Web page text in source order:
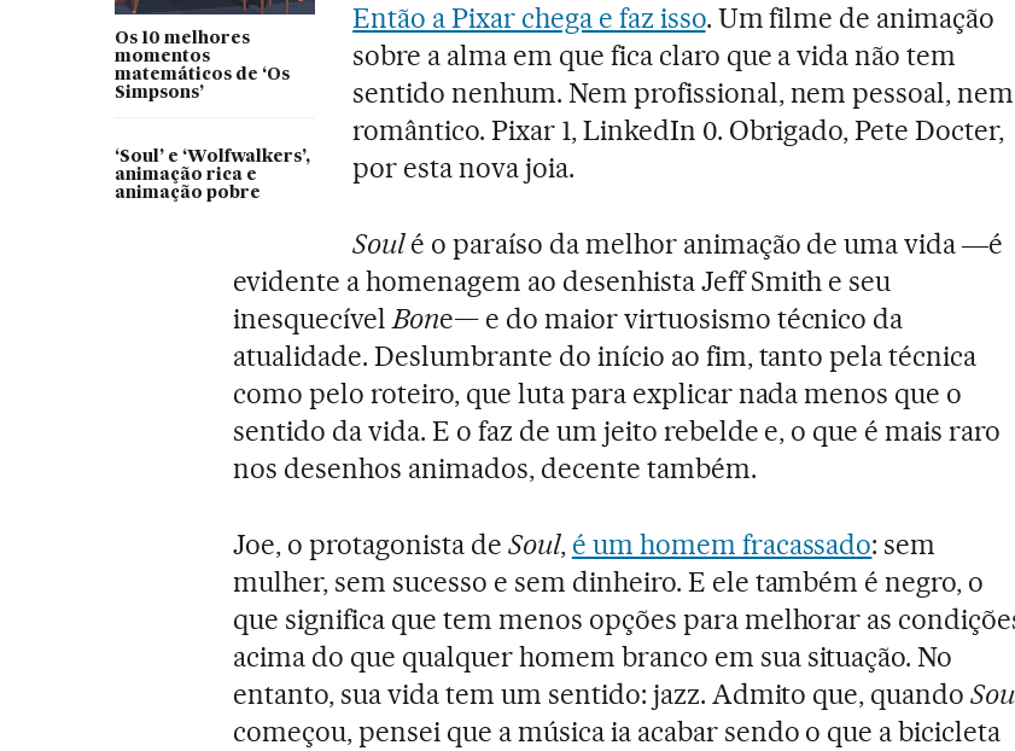
Os 10 melhores
momentos
matemáticos de ‘Os
Simpsons’
‘Soul’ e ‘Wolfwalkers’,
animação rica e
animação pobre
Então a Pixar chega e faz isso. Um filme de animação
sobre a alma em que fica claro que a vida não tem
sentido nenhum. Nem profissional, nem pessoal, nem
romântico. Pixar 1, LinkedIn 0. Obrigado, Pete Docter,
por esta nova joia.
Soulé o paraíso da melhor animação de uma vida ―é
evidente a homenagem ao desenhista Jeff Smith e seu
inesquecívelBone— e do maior virtuosismo técnico da
atualidade. Deslumbrante do início ao fim, tanto pela técnica
como pelo roteiro, que luta para explicar nada menos que o
sentido da vida. E o faz de um jeito rebelde e, o que é mais raro
nos desenhos animados, decente também.
Joe, o protagonista de Soul, é um homem fracassado: sem
mulher, sem sucesso e sem dinheiro. E ele também é negro, o
que significa que tem menos opções para melhorar as
acima do que qualquer homem branco em sua situação. No
entanto, sua vida tem um sentido: jazz. Admito que, quando
começou, pensei que a música ia acabar sendo o que a bicicleta